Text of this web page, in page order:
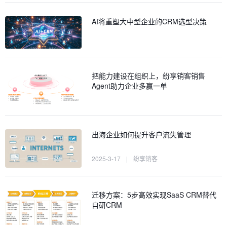
AI将重塑大中型企业的CRM选型决策
把能力建设在组织上，纷享销客销售
Agent助力企业多赢一单
出海企业如何提升客户流失管理
2025-3-17 | 纷享销客
迁移方案：5步高效实现SaaS CRM替代
自研CRM